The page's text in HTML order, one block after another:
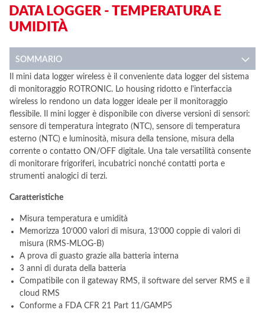
DATA LOGGER - TEMPERATURA E
UMIDITÀ
SOMMARIO
Il mini data logger wireless è il conveniente data logger del sistema
di monitoraggio ROTRONIC. Lo housing ridotto e l'interfaccia
wireless lo rendono un data logger ideale per il monitoraggio
flessibile. Il mini logger è disponibile con diverse versioni di sensori:
sensore di temperatura integrato (NTC), sensore di temperatura
esterno (NTC) e luminosità, misura della tensione, misura della
corrente o contatto ON/OFF digitale. Una tale versatilità consente
di monitorare frigoriferi, incubatrici nonché contatti porta e
strumenti analogici di terzi.
Caratteristiche
Misura temperatura e umidità
Memorizza 10‘000 valori di misura, 13‘000 coppie di valori di
misura (RMS-MLOG-B)
A prova di guasto grazie alla batteria interna
3 anni di durata della batteria
Compatibile con il gateway RMS, il software del server RMS e il
cloud RMS
Conforme a FDA CFR 21 Part 11/GAMP5